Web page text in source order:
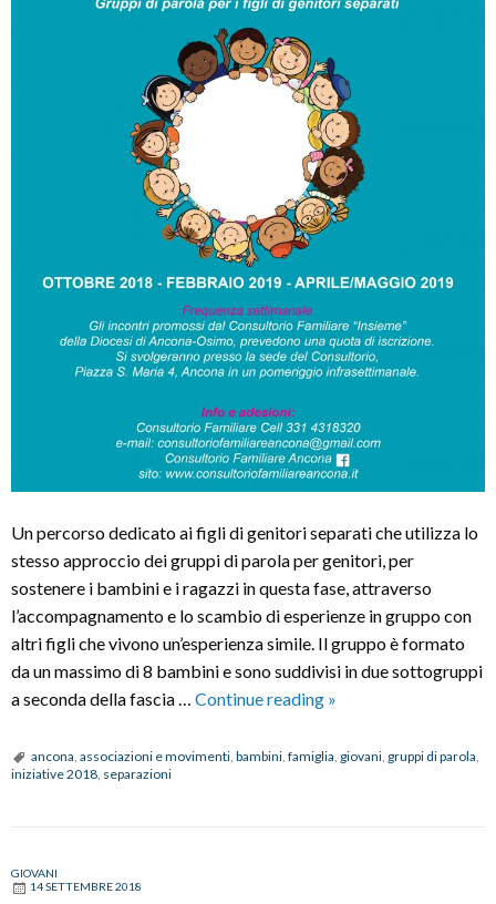
Un percorso dedicato ai figli di genitori separati che utilizza lo
stesso approccio dei gruppi di parola per genitori, per
sostenere i bambini e i ragazzi in questa fase, attraverso
l’accompagnamento e lo scambio di esperienze in gruppo con
altri figli che vivono un’esperienza simile. Il gruppo è formato
da un massimo di 8 bambini e sono suddivisi in due sottogruppi
a seconda della fascia … Continue reading Parole
Emozioni:
»
ancona, associazioni e movimenti, bambini, famiglia, giovani, gruppi di parola,
iniziative 2018, separazioni
GIOVANI
14 SETTEMBRE 2018